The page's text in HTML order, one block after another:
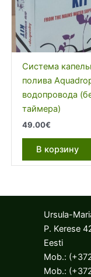
Система
полива
водопровода
таймера)
49.00€
В корзину
Ursula-
P. Kerese
Eesti
Mob.:
Mob.: